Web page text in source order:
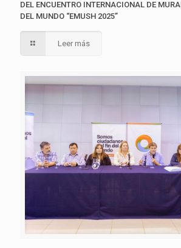
DEL ENCUENTRO INTERNACIONAL DE
DEL MUNDO “EMUSH 2025”
Leer más